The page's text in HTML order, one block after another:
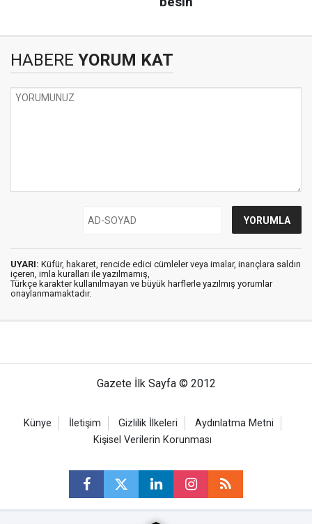
HABERE YORUM KAT
UYARI: Küfür, hakaret, rencide edici cümleler veya imalar, inançlara saldırı
içeren, imla kuralları ile yazılmamış,
Türkçe karakter kullanılmayan ve büyük harflerle yazılmış yorumlar
onaylanmamaktadır.
Gazete İlk Sayfa © 2012
Künye İletişim Gizlilik İlkeleri
Aydınlatma Metni
Kişisel Verilerin Korunması